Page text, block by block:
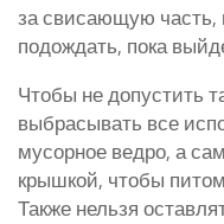
за свисающую часть,
подождать, пока
Чтобы не допустить
выбрасывать все
мусорное ведро, а
крышкой, чтобы
Также нельзя